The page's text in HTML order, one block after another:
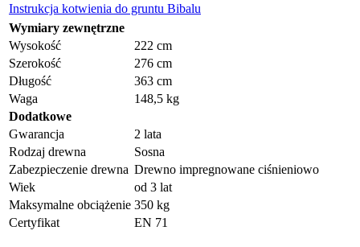
Instrukcja kotwienia do gruntu Bibalu
Wymiary zewnętrzne
Wysokość
222 cm
Szerokość
276 cm
Długość
363 cm
Waga
148,5 kg
Dodatkowe
Gwarancja
2 lata
Rodzaj drewna
Sosna
Zabezpieczenie drewna Drewno impregnowane ciśnieniowo
Wiek
od 3 lat
Maksymalne obciążenie 350 kg
Certyfikat
EN 71